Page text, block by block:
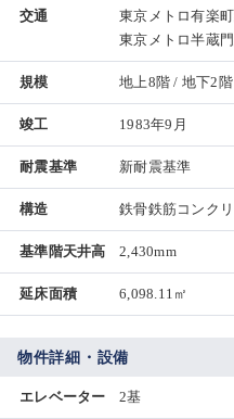
交通
東京メトロ有楽
東京メトロ半蔵
規模 地上8階 / 地下2階
竣工 1983年9月
耐震基準 新耐震基準
構造 鉄骨鉄筋コンク
基準階天井高 2,430mm
延床面積 6,098.11㎡
物件詳細・設備
エレベーター 2基